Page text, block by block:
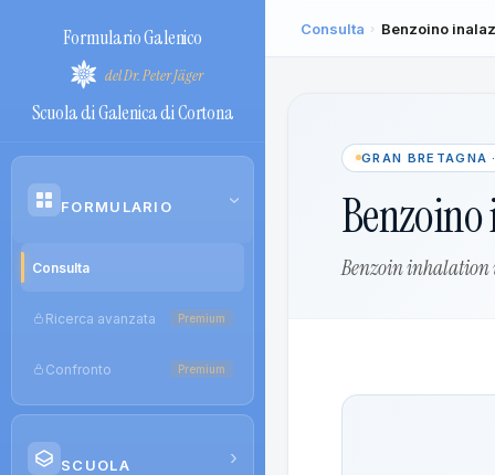
Formulario Galenico
del Dr. Peter Jäger
Scuola di Galenica di Cortona
FORMULARIO ›
Consulta
Ricerca avanzata Premium
Confronto Premium
SCUOLA ›
Consulta › Benzoino
GRAN BRETAGNA
Benzoin inhalation